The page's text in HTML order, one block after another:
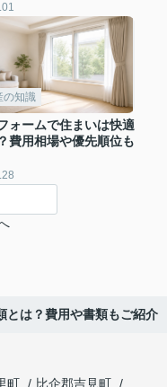
の知識
ォームで住まいは快適
費用相場や優先順位も
とは？費用や書類もご紹介
町
比企郡吉見町